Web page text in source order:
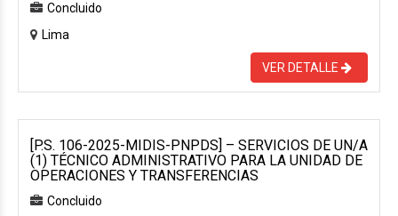
Concluido
Lima
VER DETALLE
[P.S. 106-2025-MIDIS-PNPDS] – SERVICIOS DE UN/A
(1) TÉCNICO ADMINISTRATIVO PARA LA UNIDAD DE
OPERACIONES Y TRANSFERENCIAS
Concluido